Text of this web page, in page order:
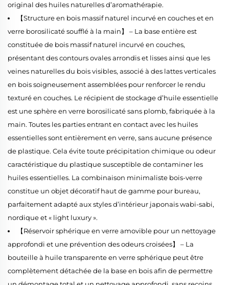
original des huiles naturelles d’aromathérapie.
【Structure en bois massif naturel incurvé en couches et en
verre borosilicaté soufflé à la main】 – La base entière est
constituée de bois massif naturel incurvé en couches,
présentant des contours ovales arrondis et lisses ainsi que les
veines naturelles du bois visibles, associé à des lattes verticales
en bois soigneusement assemblées pour renforcer le rendu
texturé en couches. Le récipient de stockage d’huile essentielle
est une sphère en verre borosilicaté sans plomb, fabriquée à la
main. Toutes les parties entrant en contact avec les huiles
essentielles sont entièrement en verre, sans aucune présence
de plastique. Cela évite toute précipitation chimique ou odeur
caractéristique du plastique susceptible de contaminer les
huiles essentielles. La combinaison minimaliste bois-verre
constitue un objet décoratif haut de gamme pour bureau,
parfaitement adapté aux styles d’intérieur japonais wabi-sabi,
nordique et « light luxury ».
【Réservoir sphérique en verre amovible pour un nettoyage
approfondi et une prévention des odeurs croisées】 – La
bouteille à huile transparente en verre sphérique peut être
complètement détachée de la base en bois afin de permettre